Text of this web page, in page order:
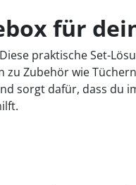
für
praktische Set-
Zubehör wie
sorgt dafür, dass du